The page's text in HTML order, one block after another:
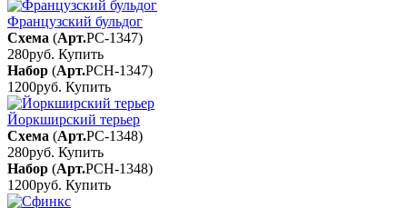
Французский бульдог
Схема (Арт.РС-1347)
280руб. Купить
Набор (Арт.РСН-1347)
1200руб. Купить
Йоркширский терьер
Схема (Арт.РС-1348)
280руб. Купить
Набор (Арт.РСН-1348)
1200руб. Купить